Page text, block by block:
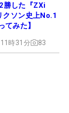
勝した『ZXi
クソン史上No.1
てみた】
時31分 83